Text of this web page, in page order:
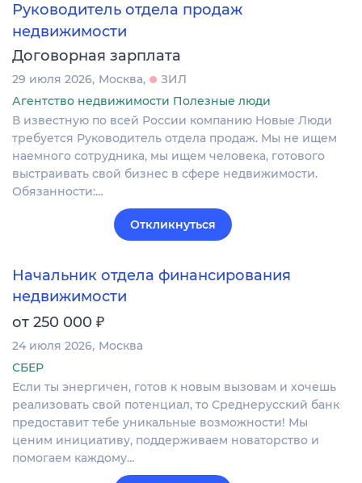
Руководитель отдела продаж
недвижимости
Договорная зарплата
29 июля 2026 Москва
ЗИЛ
Агентство недвижимости Полезные люди
В известную по всей России компанию Новые Люди
требуется Руководитель отдела продаж. Мы не ищем
наемного сотрудника, мы ищем человека, готового
выстраивать свой бизнес в сфере недвижимости.
Обязанности:…
Откликнуться
Начальник отдела финансирования
недвижимости
от 250 000 ₽
24 июля 2026 Москва
СБЕР
Если ты энергичен, готов к новым вызовам и хочешь
реализовать свой потенциал, то Среднерусский банк
предоставит тебе уникальные возможности! Мы
ценим инициативу, поддерживаем новаторство и
помогаем каждому…